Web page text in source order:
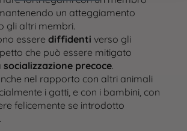
un atteggiamento
gli altri membri.
essere diffidenti verso gli
che può essere mitigato
socializzazione precoce.
nel rapporto con altri animali
i gatti, e con i bambini, con
felicemente se introdotto